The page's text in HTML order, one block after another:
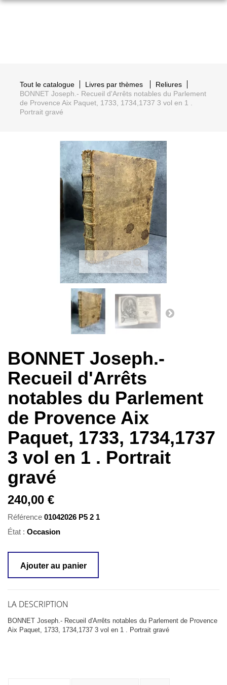
Tout le catalogue Livres par thèmes
Reliures
BONNET Joseph.- Recueil d'Arrêts notables du Parlement
de Provence Aix Paquet, 1733, 1734,1737 3 vol en 1 .
Portrait gravé
Agrandir l'image
BONNET Joseph.-
Recueil d'Arrêts
notables du Parlement
de Provence Aix
Paquet, 1733, 1734,1737
3 vol en 1 . Portrait
gravé
240,00 €
Référence 01042026 P5 2 1
État : Occasion
Ajouter au panier
LA DESCRIPTION
BONNET Joseph.- Recueil d'Arrêts notables du Parlement de Provence
Aix Paquet, 1733, 1734,1737 3 vol en 1 . Portrait gravé